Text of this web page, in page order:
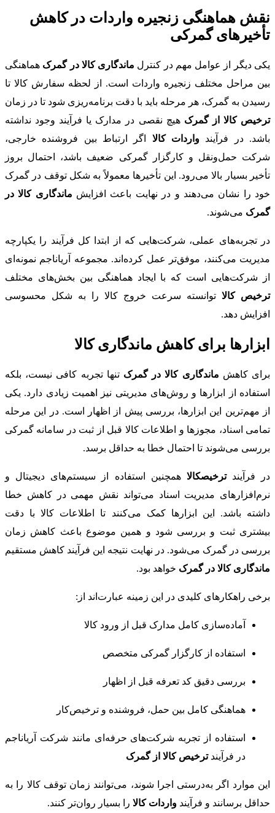
نقش هماهنگی زنجیره واردات در کاهش
تأخیرهای گمرکی
یکی دیگر از عوامل مهم در کنترل ماندگاری کالا در گمرک هماهنگی
بین مراحل مختلف زنجیره واردات است. از لحظه سفارش کالا تا
رسیدن به گمرک، هر مرحله باید با دقت برنامه‌ریزی شود تا در زمان
ترخیص کالا از گمرک هیچ نقصی در مدارک یا فرآیند وجود نداشته
باشد. در فرآیند واردات کالا اگر ارتباط بین فروشنده خارجی،
شرکت حمل‌ونقل و کارگزار گمرکی ضعیف باشد، احتمال بروز
تأخیر بسیار بالا می‌رود. این تأخیرها معمولاً به شکل توقف در گمرک
خود را نشان می‌دهند و در نهایت باعث افزایش ماندگاری کالا در
گمرک می‌شوند.
در تجربه‌های عملی، شرکت‌هایی که از ابتدا کل فرآیند را یکپارچه
مدیریت می‌کنند، موفق‌تر عمل کرده‌اند. مجموعه آریاناجم نمونه‌ای
از شرکت‌هایی است که با ایجاد هماهنگی بین بخش‌های مختلف
ترخیص کالا توانسته سرعت خروج کالا را به شکل محسوسی
افزایش دهد.
ابزارها برای کاهش ماندگاری کالا
برای کاهش ماندگاری کالا در گمرک تنها تجربه کافی نیست، بلکه
استفاده از ابزارها و روش‌های مدیریتی نیز اهمیت زیادی دارد. یکی
از مهم‌ترین این ابزارها، بررسی پیش از اظهار است. در این مرحله
تمامی اسناد، مجوزها و اطلاعات کالا قبل از ثبت در سامانه گمرکی
بررسی می‌شوند تا احتمال خطا به حداقل برسد.
در فرآیندترخیصکالا همچنین استفاده از سیستم‌های دیجیتال و
نرم‌افزارهای مدیریت اسناد می‌تواند نقش مهمی در کاهش خطا
داشته باشد. این ابزارها کمک می‌کنند تا اطلاعات کالا با دقت
بیشتری ثبت و بررسی شود و همین موضوع باعث کاهش زمان
بررسی در گمرک می‌شود. در نهایت نتیجه این فرآیند کاهش مستقیم
ماندگاری کالا در گمرک خواهد بود.
برخی راهکارهای کلیدی در این زمینه عبارت‌اند از:
آماده‌سازی کامل مدارک قبل از ورود کالا
استفاده از کارگزار گمرکی متخصص
بررسی دقیق کد تعرفه قبل از اظهار
هماهنگی کامل بین حمل، فروشنده و ترخیص‌کار
استفاده از تجربه شرکت‌های حرفه‌ای مانند شرکت آریاناجم
در فرآیندترخیص کالا از گمرک
این موارد اگر به‌درستی اجرا شوند، می‌توانند زمان توقف کالا را به
حداقل برسانند و فرآیند واردات کالا را بسیار روان‌تر کنند.